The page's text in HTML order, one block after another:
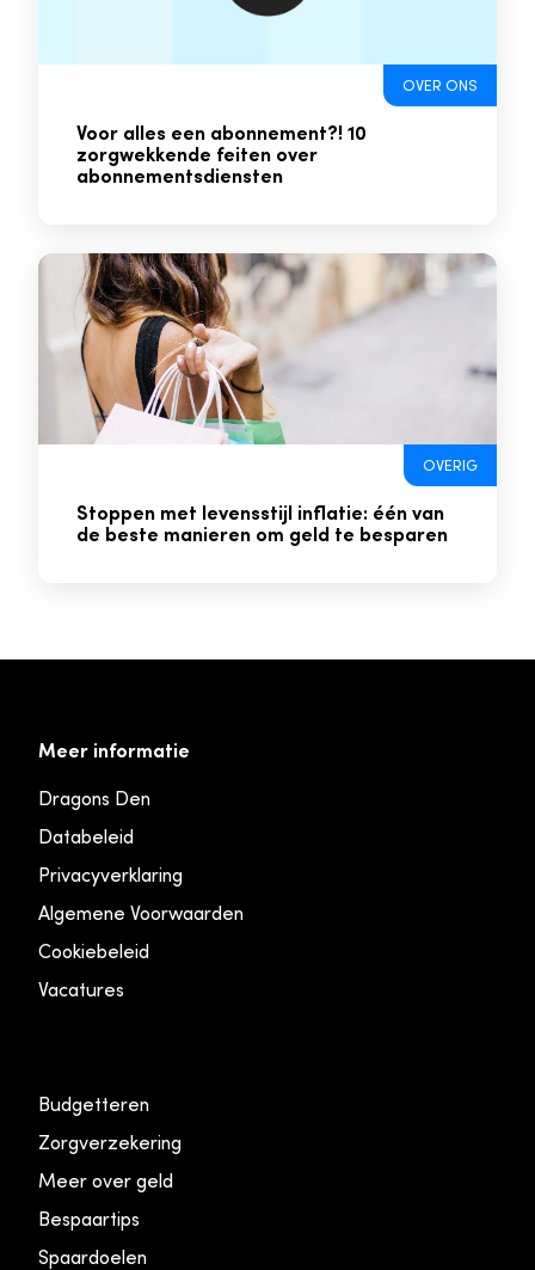
OVER ONS
Voor alles een abonnement?! 10
zorgwekkende feiten over
abonnementsdiensten
OVERIG
Stoppen met levensstijl inflatie: één van
de beste manieren om geld te besparen
Meer informatie
Dragons Den
Databeleid
Privacyverklaring
Algemene Voorwaarden
Cookiebeleid
Vacatures
Budgetteren
Zorgverzekering
Meer over geld
Bespaartips
Spaardoelen